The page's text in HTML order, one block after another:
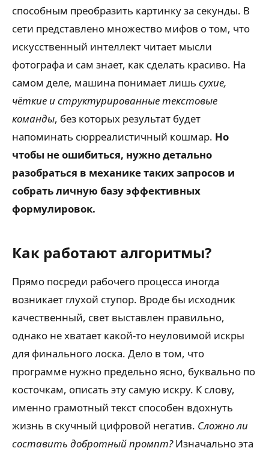
способным преобразить картинку за секунды. В
сети представлено множество мифов о том, что
искусственный интеллект читает мысли
фотографа и сам знает, как сделать красиво. На
самом деле, машина понимает лишь сухие,
чёткие и структурированные текстовые
команды, без которых результат будет
напоминать сюрреалистичный кошмар. Но
чтобы не ошибиться, нужно детально
разобраться в механике таких запросов и
собрать личную базу эффективных
формулировок.
Как работают алгоритмы?
Прямо посреди рабочего процесса иногда
возникает глухой ступор. Вроде бы исходник
качественный, свет выставлен правильно,
однако не хватает какой-то неуловимой искры
для финального лоска. Дело в том, что
программе нужно предельно ясно, буквально по
косточкам, описать эту самую искру. К слову,
именно грамотный текст способен вдохнуть
жизнь в скучный цифровой негатив. Сложно ли
составить добротный промпт?Изначально эта